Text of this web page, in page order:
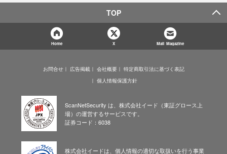
TOP
Home X Mail Magazine
お問合せ 広告掲載 会社概要
特定商取引法に基づく表記
個人情報保護方針
ScanNetSecurity は、株式会社イード（東証グロース上
場）の運営するサービスです。
証券コード：6038
株式会社イードは、個人情報の適切な取扱いを行う事業